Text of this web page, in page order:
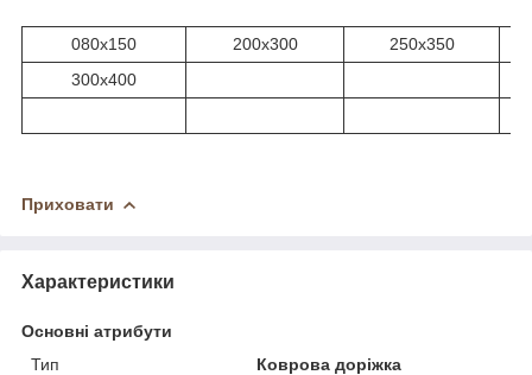
080х150 200х300
250х350
300x400
Приховати
Характеристики
Основні атрибути
Тип
Коврова доріжка